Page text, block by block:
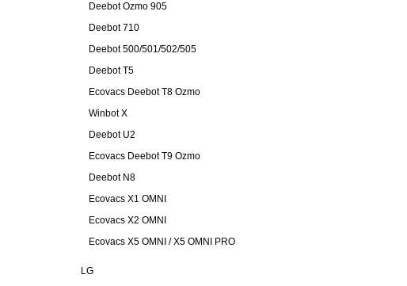
Deebot Ozmo 905
Deebot 710
Deebot 500/501/502/505
Deebot T5
Ecovacs Deebot T8 Ozmo
Winbot X
Deebot U2
Ecovacs Deebot T9 Ozmo
Deebot N8
Ecovacs X1 OMNI
Ecovacs X2 OMNI
Ecovacs X5 OMNI / X5 OMNI PRO
LG